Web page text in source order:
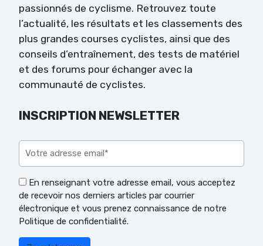
passionnés de cyclisme. Retrouvez toute
l’actualité, les résultats et les classements des
plus grandes courses cyclistes, ainsi que des
conseils d’entraînement, des tests de matériel
et des forums pour échanger avec la
communauté de cyclistes.
INSCRIPTION NEWSLETTER
En renseignant votre adresse email, vous acceptez
de recevoir nos derniers articles par courrier
électronique et vous prenez connaissance de notre
Politique de confidentialité.